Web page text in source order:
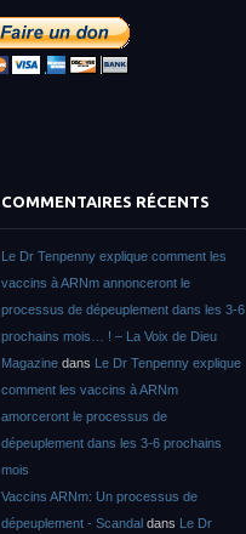
COMMENTAIRES RÉCENTS
Le Dr Tenpenny explique comment les
vaccins à ARNm annonceront le
processus de dépeuplement dans les 3-6
prochains mois… ! – La Voix de Dieu
Magazine dans Le Dr Tenpenny explique
comment les vaccins à ARNm
amorceront le processus de
dépeuplement dans les 3-6 prochains
mois
Vaccins ARNm: Un processus de
dépeuplement - Scandal dans Le Dr